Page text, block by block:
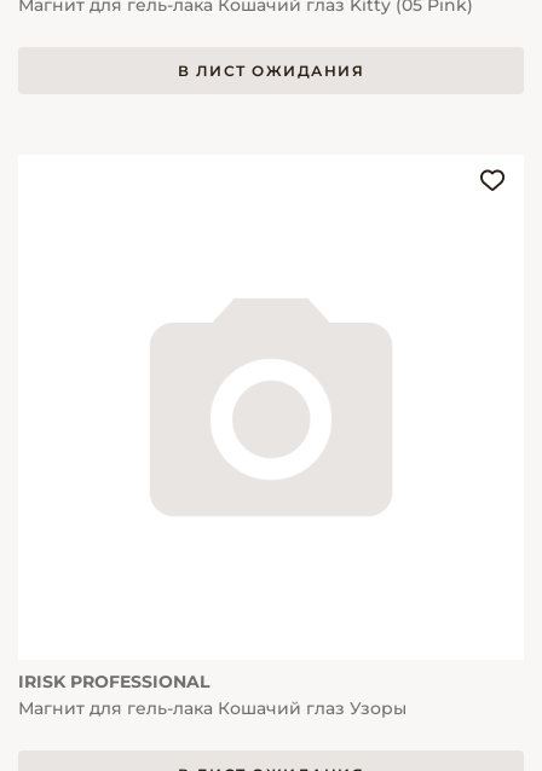
Магнит для гель-лака Кошачий глаз Kitty (05 Pink)
В ЛИСТ ОЖИДАНИЯ
IRISK PROFESSIONAL
Магнит для гель-лака Кошачий глаз Узоры